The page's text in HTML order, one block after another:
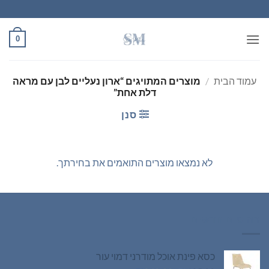
to
content
0
עמוד הבית / מוצרים המתויגים “ארון נעליים לבן עם מראה
דלת אחת”
סנן
לא נמצאו מוצרים התואמים את בחירתך.
כסא פינת אוכל מודרני דמוי עור